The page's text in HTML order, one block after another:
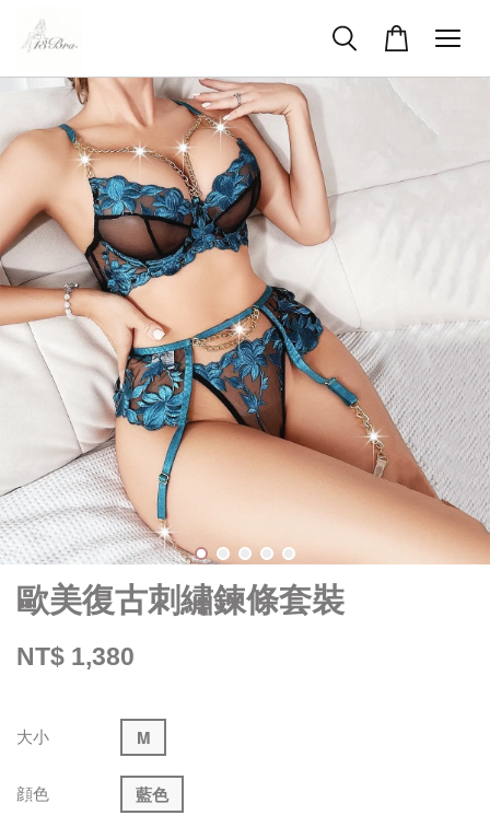
歐美復古刺繡鍊條套裝
NT$ 1,380
大小 M
顔色 藍色